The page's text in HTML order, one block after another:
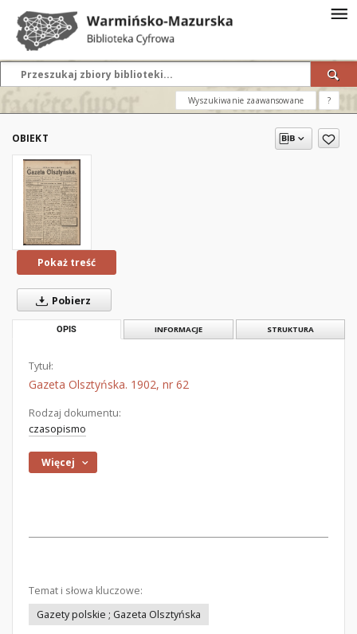
Wyszukiwanie zaawansowane ?
OBIEKT
Pokaż treść
Pobierz
OPIS INFORMACJE STRUKTURA
Tytuł:
Gazeta Olsztyńska. 1902, nr 62
Rodzaj dokumentu:
czasopismo
Więcej
Temat i słowa kluczowe:
Gazety polskie ; Gazeta Olsztyńska